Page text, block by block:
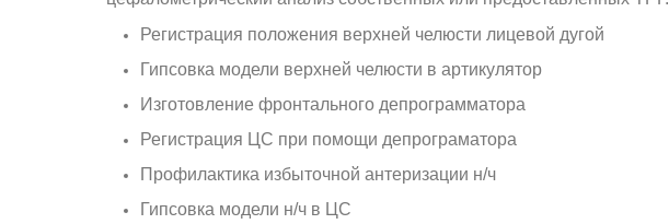
Регистрация положения верхней челюсти лицевой дугой
Гипсовка модели верхней челюсти в артикулятор
Изготовление фронтального депрограмматора
Регистрация ЦС при помощи депрограматора
Профилактика избыточной антеризации н/ч
Гипсовка модели н/ч в ЦС